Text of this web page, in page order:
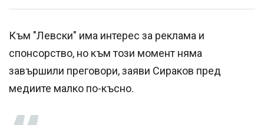
Към "Левски" има интерес за реклама и
спонсорство, но към този момент няма
завършили преговори, заяви Сираков пред
медиите малко по-късно.